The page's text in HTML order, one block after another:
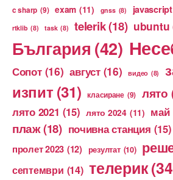
c sharp (9) exam (11) gnss (8) javascript
rtklib (8) task (8) telerik(18) ubuntu
България (42)
Сопот (16) август (16) видео (8)
изпит (31) класиране (9) лято
лято 2021 (15) лято 2024 (11) май
плаж(18) почивна станция (15)
пролет 2023 (12) резултат (10)
септември (14) телерик